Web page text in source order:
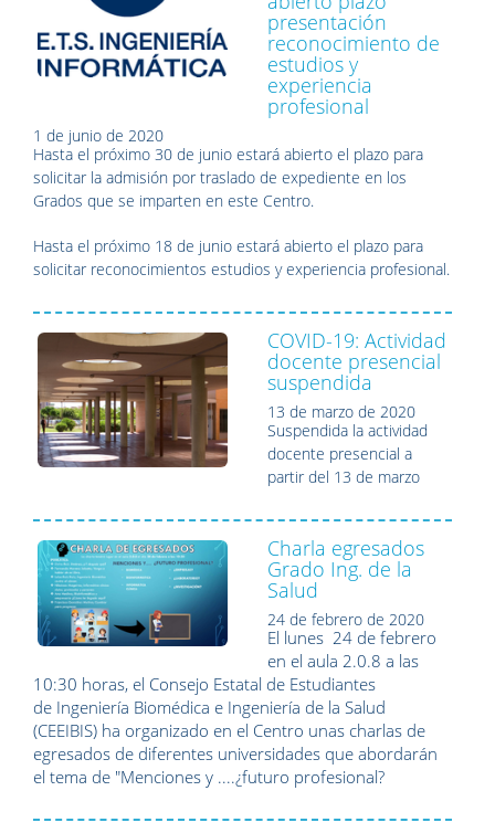
presentación
reconocimiento de
estudios y
experiencia
profesional
1 de junio de 2020
Hasta el próximo 30 de junio estará abierto el plazo para
solicitar la admisión por traslado de expediente en los
Grados que se imparten en este Centro.
Hasta el próximo 18 de junio estará abierto el plazo para
solicitar reconocimientos estudios y experiencia profesional.
COVID-19: Actividad
docente presencial
suspendida
13 de marzo de 2020
Suspendida la actividad
docente presencial a
partir del 13 de marzo
Charla egresados
Grado Ing. de la
Salud
24 de febrero de 2020
El lunes 24 de febrero
en el aula 2.0.8 a las
10:30 horas, el Consejo Estatal de Estudiantes
de Ingeniería Biomédica e Ingeniería de la Salud
(CEEIBIS) ha organizado en el Centro unas charlas de
egresados de diferentes universidades que abordarán
el tema de "Menciones y ....¿futuro profesional?